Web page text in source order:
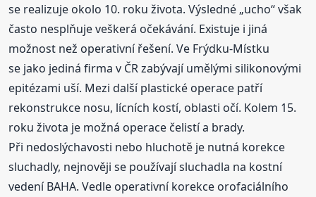
se realizuje okolo 10. roku života. Výsledné „ucho“ však
často nesplňuje veškerá očekávání. Existuje i jiná
možnost než operativní řešení. Ve Frýdku-Místku
se jako jediná firma v ČR zabývají umělými silikonovými
epitézami uší. Mezi další plastické operace patří
rekonstrukce nosu, lícních kostí, oblasti očí. Kolem 15.
roku života je možná operace čelistí a brady.
Při nedoslýchavosti nebo hluchotě je nutná korekce
sluchadly, nejnověji se používají sluchadla na kostní
vedení BAHA. Vedle operativní korekce orofaciálního